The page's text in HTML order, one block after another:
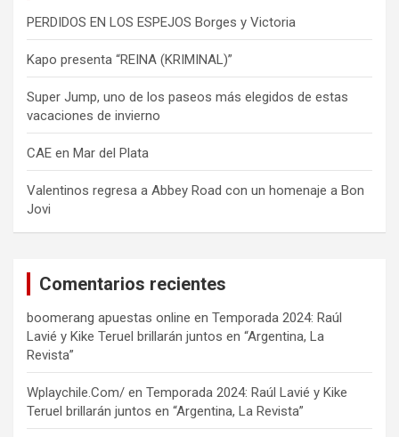
PERDIDOS EN LOS ESPEJOS Borges y Victoria
Kapo presenta “REINA (KRIMINAL)”
Super Jump, uno de los paseos más elegidos de estas
vacaciones de invierno
CAE en Mar del Plata
Valentinos regresa a Abbey Road con un homenaje a Bon
Jovi
Comentarios recientes
boomerang apuestas online en Temporada 2024: Raúl
Lavié y Kike Teruel brillarán juntos en “Argentina, La
Revista”
Wplaychile.Com/ en Temporada 2024: Raúl Lavié y Kike
Teruel brillarán juntos en “Argentina, La Revista”